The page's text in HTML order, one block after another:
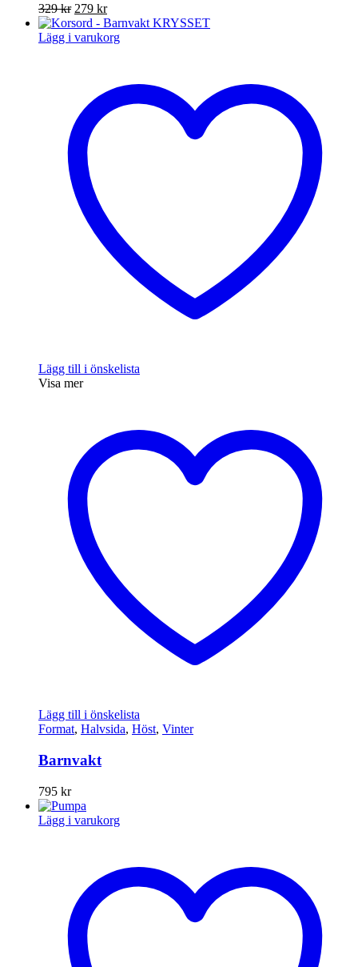
329kr Det
ursprungliga
priset
279 krDet
nuvarande
priset
Lägg i varukorg
Lägg till i önskelista
Visa mer
Lägg till i önskelista
Format, Halvsida, Höst, Vinter
Barnvakt
795 kr
Lägg i varukorg